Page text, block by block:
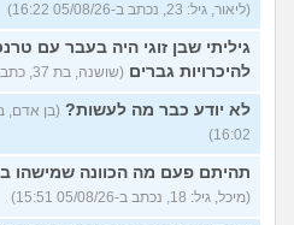
עדיף להיות פשוט לבד או
לנסות להפגש עם חברות?
(אנונימית, בת 17)
חברות שלי ישתנה כשידעו
שאני נמשכת גם לנשים
(אנונימית, בת 19)
בת עוד מעט 23, אני מרגישה
שנכשלתי לפעמים
(אנונמית,
(ליאור, גיל: 23, נכתב ב-05/08/26 16:22)
גיליתי שבן זוגי היה בעבר עם
להיכרויות גברים (שושנה, בת 37, כתבה ב-05/08/26 16:13)
לא יודע כבר מה לעשות?
16:02)
תהיתם פעם מה הכוונה שמישהו
(מיכל, גיל: 18, נכתב ב-05/08/26 15:51)